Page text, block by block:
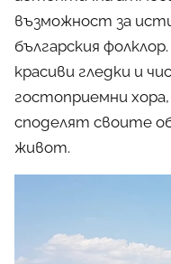
възможност за
българския
красиви гледки и
гостоприемни
споделят своите
живот.